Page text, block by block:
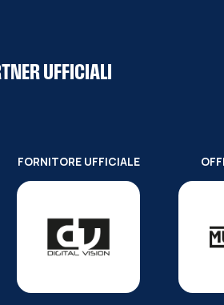
UFFICIALI
FORNITORE UFFICIALE